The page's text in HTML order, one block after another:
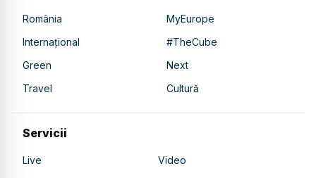
România
MyEurope
Internațional
#TheCube
Green
Next
Travel
Cultură
Servicii
Live
Video